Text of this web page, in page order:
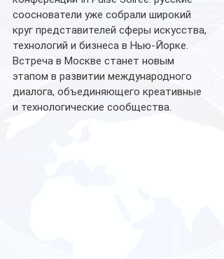
сооснователи уже собрали широкий
круг представителей сферы искусства,
технологий и бизнеса в Нью-Йорке.
Встреча в Москве станет новым
этапом в развитии международного
диалога, объединяющего креативные
и технологические сообщества.